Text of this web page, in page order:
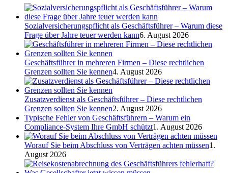
Sozialversicherungspflicht als Geschäftsführer – Warum diese
Frage über Jahre teuer werden kann6. August 2026
Geschäftsführer in mehreren Firmen – Diese rechtlichen
Grenzen sollten Sie kennen4. August 2026
Zusatzverdienst als Geschäftsführer – Diese rechtlichen
Grenzen sollten Sie kennen2. August 2026
Typische Fehler von Geschäftsführern – Warum ein
Compliance-System Ihre GmbH schützt1. August 2026
Worauf Sie beim Abschluss von Verträgen achten müssen1.
August 2026